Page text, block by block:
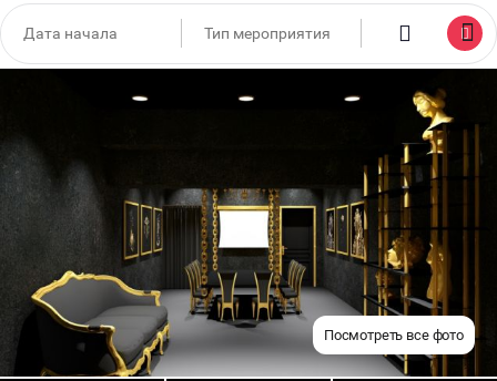
Посмотреть все фото